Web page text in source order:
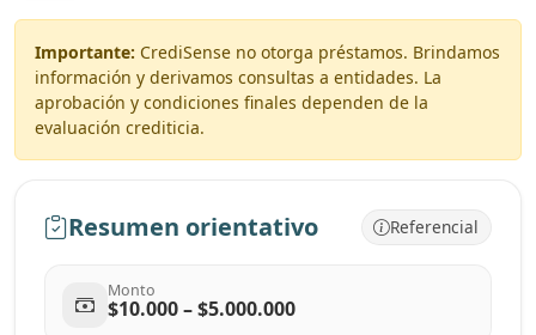
Importante: CrediSense no otorga préstamos. Brindamos
información y derivamos consultas a entidades. La
aprobación y condiciones finales dependen de la
evaluación crediticia.
Resumen orientativo Referencial
Monto
$10.000 – $5.000.000